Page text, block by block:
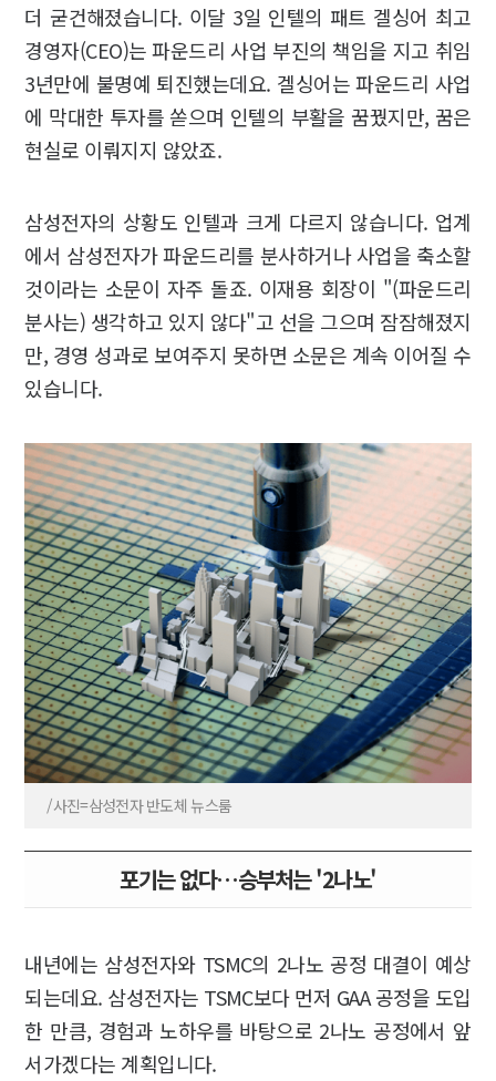
더 굳건해졌습니다. 이달 3일 인텔의 패트 겔싱어 최고
경영자(CEO)는 파운드리 사업 부진의 책임을 지고 취임
3년만에 불명예 퇴진했는데요. 겔싱어는 파운드리 사업
에 막대한 투자를 쏟으며 인텔의 부활을 꿈꿨지만, 꿈은
현실로 이뤄지지 않았죠.
삼성전자의 상황도 인텔과 크게 다르지 않습니다. 업계
에서 삼성전자가 파운드리를 분사하거나 사업을 축소할
것이라는 소문이 자주 돌죠. 이재용 회장이 "(파운드리
분사는) 생각하고 있지 않다"고 선을 그으며 잠잠해졌지
만, 경영 성과로 보여주지 못하면 소문은 계속 이어질 수
있습니다.
/사진=삼성전자 반도체 뉴스룸
포기는 없다…승부처는 '2나노'
내년에는 삼성전자와 TSMC의 2나노 공정 대결이 예상
되는데요. 삼성전자는 TSMC보다 먼저 GAA 공정을 도입
한 만큼, 경험과 노하우를 바탕으로 2나노 공정에서 앞
서가겠다는 계획입니다.